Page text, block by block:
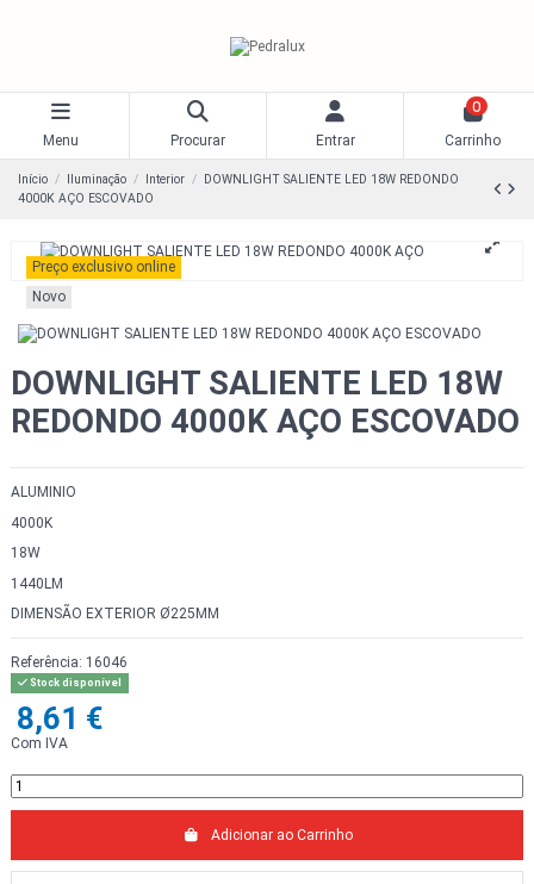
Menu Procurar Entrar
0
Carrinho
Início Iluminação Interior
DOWNLIGHT SALIENTE LED 18W REDONDO
4000K AÇO ESCOVADO
Preço exclusivo online
Novo
DOWNLIGHT SALIENTE LED 18W
REDONDO 4000K AÇO ESCOVADO
ALUMINIO
4000K
18W
1440LM
DIMENSÃO EXTERIOR Ø225MM
Referência: 16046
Stock disponível
8,61 €
Com IVA
Adicionar ao Carrinho